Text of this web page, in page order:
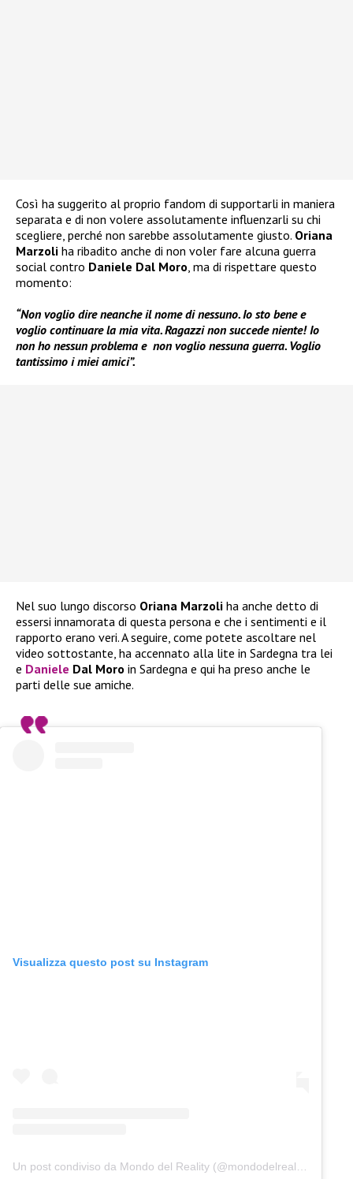
Così ha suggerito al proprio fandom di supportarli in maniera
separata e di non volere assolutamente influenzarli su chi
scegliere, perché non sarebbe assolutamente giusto. Oriana
Marzoli ha ribadito anche di non voler fare alcuna guerra
social contro Daniele Dal Moro, ma di rispettare questo
momento:
“Non voglio dire neanche il nome di nessuno. Io sto bene e
voglio continuare la mia vita. Ragazzi non succede niente! Io
non ho nessun problema e non voglio nessuna guerra. Voglio
tantissimo i miei amici”.
Nel suo lungo discorso Oriana Marzoli ha anche detto di
essersi innamorata di questa persona e che i sentimenti e il
rapporto erano veri. A seguire, come potete ascoltare nel
video sottostante, ha accennato alla lite in Sardegna tra lei
e Daniele Dal Moro in Sardegna e qui ha preso anche le
parti delle sue amiche.
Visualizza questo post su Instagram
Un post condiviso da Mondo del Reality (@mondodelreality)